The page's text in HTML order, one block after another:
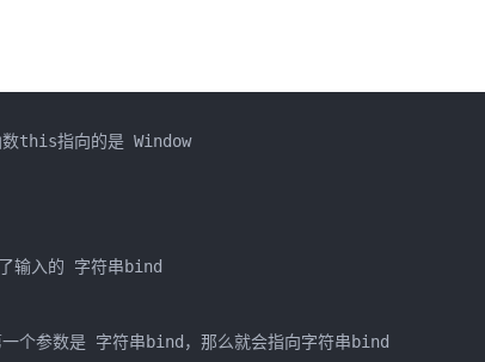
this指向的是 Window
入的 字符串bind
参数是 字符串bind，那么就会指向字符串bind